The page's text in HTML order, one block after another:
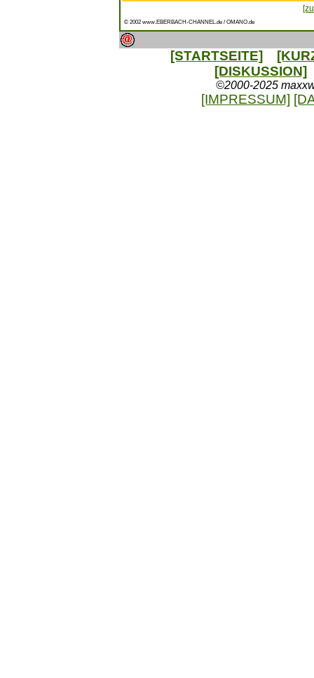
© 2002 www.EBERBACH-CHANNEL.de / OMANO.de
[STARTSEITE]
[DISKUSSION]
©2000-2025
[IMPRESSUM]